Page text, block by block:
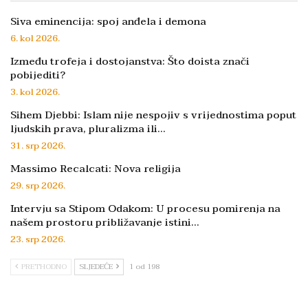
Siva eminencija: spoj anđela i demona
6. kol 2026.
Između trofeja i dostojanstva: Što doista znači
pobijediti?
3. kol 2026.
Sihem Djebbi: Islam nije nespojiv s vrijednostima poput
ljudskih prava, pluralizma ili…
31. srp 2026.
Massimo Recalcati: Nova religija
29. srp 2026.
Intervju sa Stipom Odakom: U procesu pomirenja na
našem prostoru približavanje istini…
23. srp 2026.
PRETHODNO SLJEDEĆE 1 od 198